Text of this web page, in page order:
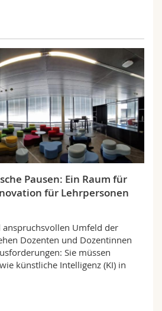
Pausen: Ein Raum für
für Lehrpersonen
Umfeld der
Dozenten und Dozentinnen
Sie müssen
künstliche Intelligenz (KI) in